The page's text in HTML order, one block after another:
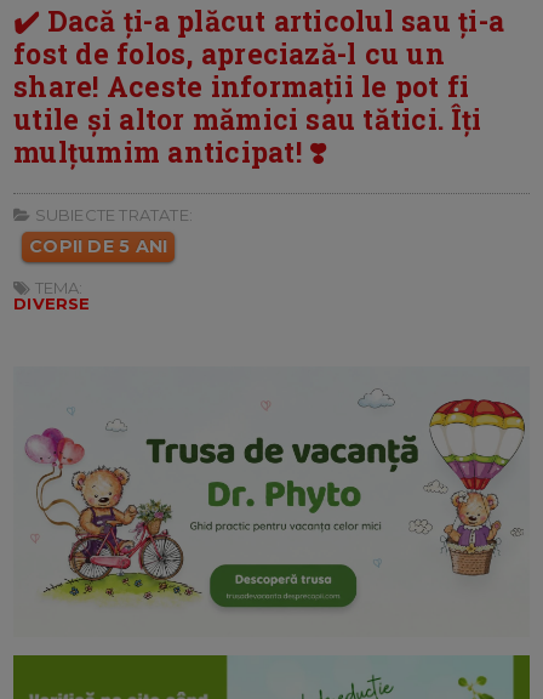
✔️ Dacă ți-a plăcut articolul sau ți-a
fost de folos, apreciază-l cu un
share! Aceste informații le pot fi
utile și altor mămici sau tătici. Îți
mulțumim anticipat! ❣️
SUBIECTE TRATATE:
COPII DE 5 ANI
TEMA:
DIVERSE